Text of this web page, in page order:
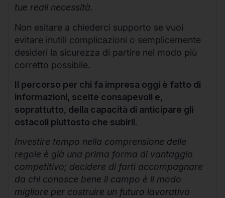
tue reali necessità.
Non esitare a chiederci supporto se vuoi
evitare inutili complicazioni o semplicemente
desideri la sicurezza di partire nel modo più
corretto possibile.
Il percorso per chi fa impresa oggi è fatto di
informazioni, scelte consapevoli e,
soprattutto, della capacità di anticipare gli
ostacoli piuttosto che subirli.
Investire tempo nella comprensione delle
regole è già una prima forma di vantaggio
competitivo; decidere di farti accompagnare
da chi conosce bene il campo è il modo
migliore per costruire un futuro lavorativo